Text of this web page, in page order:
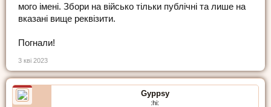
мого імені. Збори на військо тільки публічні та лише на
вказані вище реквізити.
Погнали!
3 кві 2023
Gyppsy
:hi: